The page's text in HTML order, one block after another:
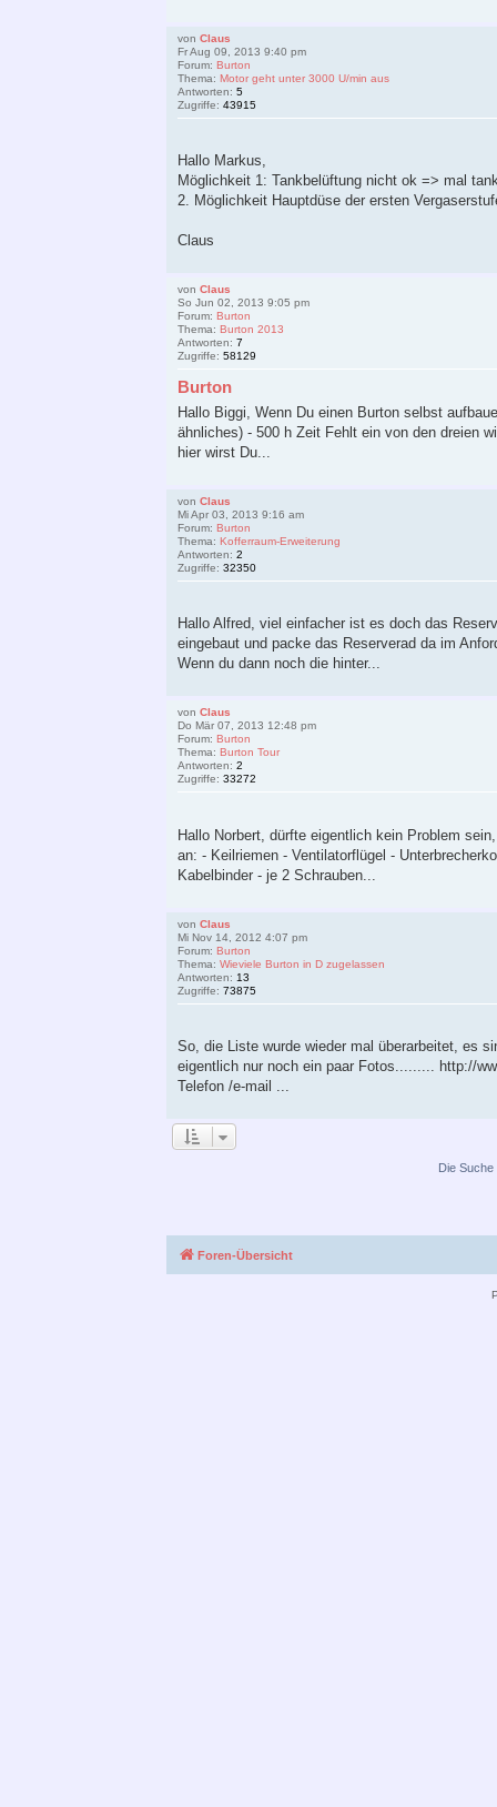
von Claus
Fr Aug 09, 2013 9:40 pm
Forum: Burton
Thema: Motor geht unter 3000 U/min aus
Antworten: 5
Zugriffe: 43915
Hallo Markus,
Möglichkeit 1: Tankbelüftung nicht ok => mal
2. Möglichkeit Hauptdüse der ersten
Claus
von Claus
So Jun 02, 2013 9:05 pm
Forum: Burton
Thema: Burton 2013
Antworten: 7
Zugriffe: 58129
Burton
Hallo Biggi, Wenn Du einen Burton selbst
ähnliches) - 500 h Zeit Fehlt ein von den dreien
hier wirst Du...
von Claus
Mi Apr 03, 2013 9:16 am
Forum: Burton
Thema: Kofferraum-Erweiterung
Antworten: 2
Zugriffe: 32350
Hallo Alfred, viel einfacher ist es doch das
eingebaut und packe das Reserverad da im
Wenn du dann noch die hinter...
von Claus
Do Mär 07, 2013 12:48 pm
Forum: Burton
Thema: Burton Tour
Antworten: 2
Zugriffe: 33272
Hallo Norbert, dürfte eigentlich kein Problem
an: - Keilriemen - Ventilatorflügel -
Kabelbinder - je 2 Schrauben...
von Claus
Mi Nov 14, 2012 4:07 pm
Forum: Burton
Thema: Wieviele Burton in D zugelassen
Antworten: 13
Zugriffe: 73875
So, die Liste wurde wieder mal überarbeitet, es
eigentlich nur noch ein paar Fotos......... http://
Telefon /e-mail ...
Die
Foren-Übersicht